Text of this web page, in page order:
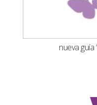
nueva